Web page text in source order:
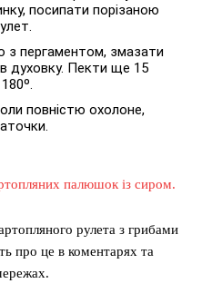
посипати порізаною
з пергаментом, змазати
духовку. Пекти ще 15
повністю охолоне,
палюшок із сиром.
рулета з грибами
про це в коментарях та